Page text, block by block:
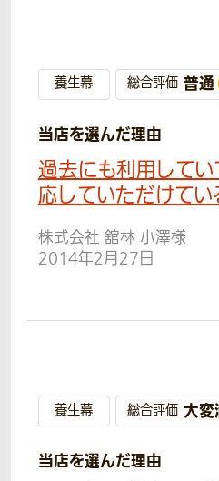
養生幕 総合評価 普通
当店を選んだ理由
過去にも利用してい
応していただけてい
株式会社 舘林 小澤様
2014年2月27日
養生幕 総合評価 大変
当店を選んだ理由